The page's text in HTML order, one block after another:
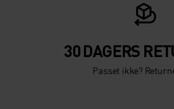
30 DAGERS
Passet ikke?